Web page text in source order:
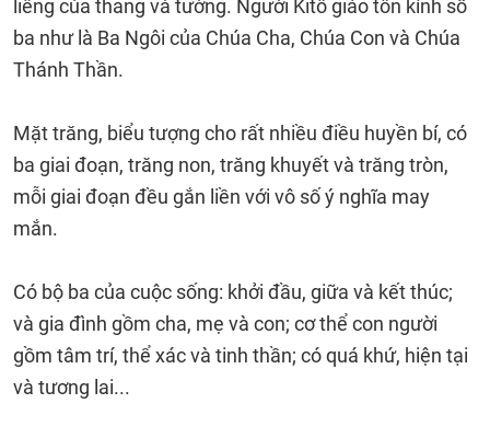
liêng của thang và tường. Người Kitô giáo tôn kính số
ba như là Ba Ngôi của Chúa Cha, Chúa Con và Chúa
Thánh Thần.
Mặt trăng, biểu tượng cho rất nhiều điều huyền bí, có
ba giai đoạn, trăng non, trăng khuyết và trăng tròn,
mỗi giai đoạn đều gắn liền với vô số ý nghĩa may
mắn.
Có bộ ba của cuộc sống: khởi đầu, giữa và kết thúc;
và gia đình gồm cha, mẹ và con; cơ thể con người
gồm tâm trí, thể xác và tinh thần; có quá khứ, hiện tại
và tương lai...